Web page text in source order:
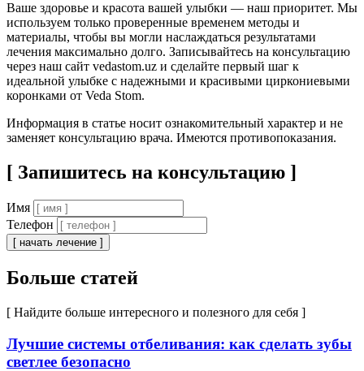
Ваше здоровье и красота вашей улыбки — наш приоритет. Мы
используем только проверенные временем методы и
материалы, чтобы вы могли наслаждаться результатами
лечения максимально долго. Записывайтесь на консультацию
через наш сайт vedastom.uz и сделайте первый шаг к
идеальной улыбке с надежными и красивыми циркониевыми
коронками от Veda Stom.
Информация в статье носит ознакомительный характер и не
заменяет консультацию врача. Имеются противопоказания.
[ Запишитесь на консультацию ]
Имя
Телефон
[ начать лечение ]
Больше статей
[ Найдите больше интересного и полезного для себя ]
Лучшие системы отбеливания: как сделать зубы
светлее безопасно